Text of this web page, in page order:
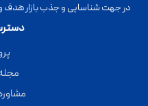
در جهت شناسایی و جذب بازار هدف و